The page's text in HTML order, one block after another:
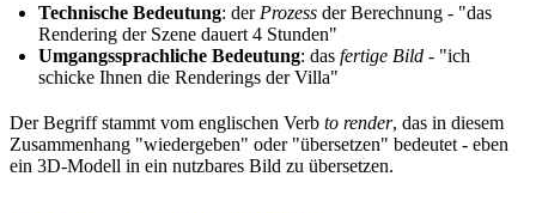
Technische Bedeutung: der Prozess der Berechnung - "das
Rendering der Szene dauert 4 Stunden"
Umgangssprachliche Bedeutung: das fertige Bild - "ich
schicke Ihnen die Renderings der Villa"
Der Begriff stammt vom englischen Verb to render, das in diesem
Zusammenhang "wiedergeben" oder "übersetzen" bedeutet - eben
ein 3D-Modell in ein nutzbares Bild zu übersetzen.